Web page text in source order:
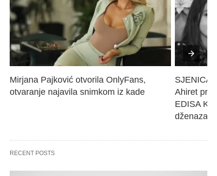
Mirjana Pajković otvorila OnlyFans,
otvaranje najavila snimkom iz kade
SJENICA
Ahiret
EDISA
dženaza
RECENT POSTS